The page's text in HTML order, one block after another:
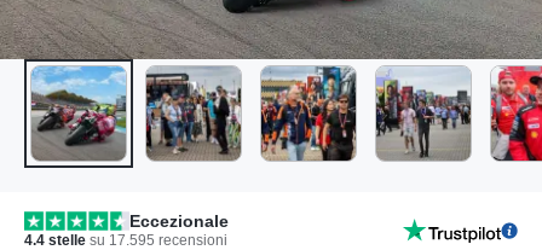
Eccezionale
4.4 stelle su 17.595 recensioni